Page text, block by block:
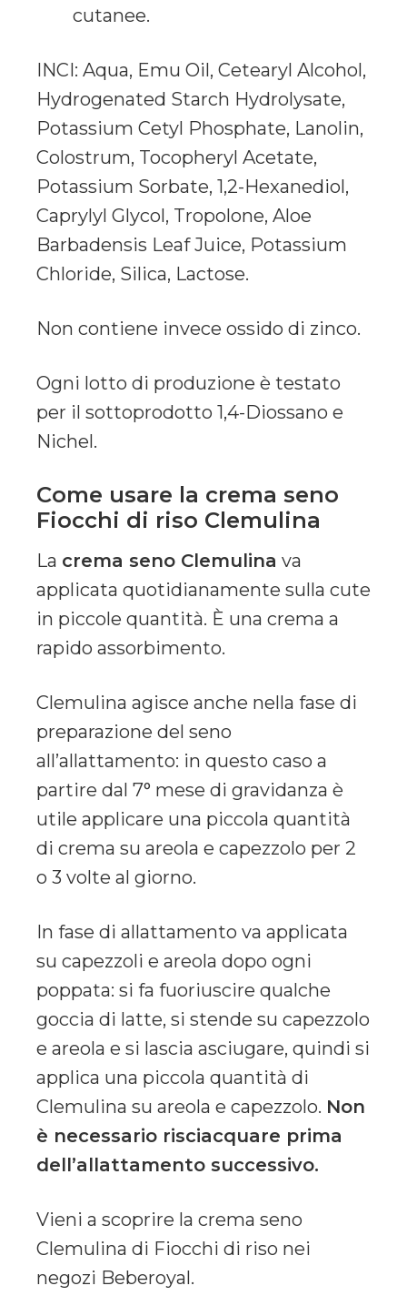
cutanee.
INCI: Aqua, Emu Oil, Cetearyl Alcohol,
Hydrogenated Starch Hydrolysate,
Potassium Cetyl Phosphate, Lanolin,
Colostrum, Tocopheryl Acetate,
Potassium Sorbate, 1,2-Hexanediol,
Caprylyl Glycol, Tropolone, Aloe
Barbadensis Leaf Juice, Potassium
Chloride, Silica, Lactose.
Non contiene invece ossido di zinco.
Ogni lotto di produzione è testato
per il sottoprodotto 1,4-Diossano e
Nichel.
Come usare la crema seno
Fiocchi di riso Clemulina
La crema seno Clemulina va
applicata quotidianamente sulla cute
in piccole quantità. È una crema a
rapido assorbimento.
Clemulina agisce anche nella fase di
preparazione del seno
all’allattamento: in questo caso a
partire dal 7° mese di gravidanza è
utile applicare una piccola quantità
di crema su areola e capezzolo per 2
o 3 volte al giorno.
In fase di allattamento va applicata
su capezzoli e areola dopo ogni
poppata: si fa fuoriuscire qualche
goccia di latte, si stende su capezzolo
e areola e si lascia asciugare, quindi si
applica una piccola quantità di
Clemulina su areola e capezzolo. Non
è necessario risciacquare prima
dell’allattamento successivo.
Vieni a scoprire la crema seno
Clemulina di Fiocchi di riso nei
negozi Beberoyal.